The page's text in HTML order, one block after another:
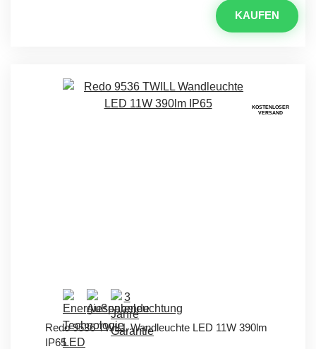
KAUFEN
KOSTENLOSER
VERSAND
Redo 9536 TWILL Wandleuchte LED 11W 390lm
IP65